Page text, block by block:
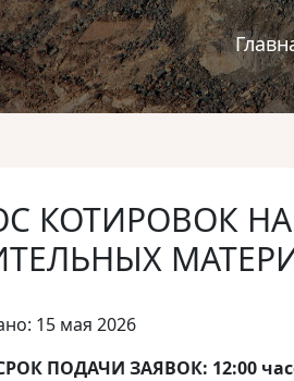
КОТИРОВОК
15 мая 2026
ПОДАЧИ ЗАЯВОК: 12:00